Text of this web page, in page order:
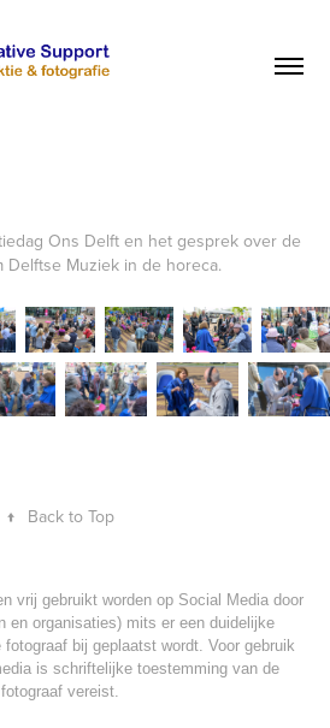
Ons Delft en het gesprek over de
↑ Back to Top
vrij gebruikt worden op Social Media door
en organisaties) mits er een duidelijke
bij geplaatst wordt. Voor gebruik
is schriftelijke toestemming van de
fotograaf vereist.